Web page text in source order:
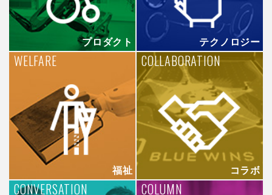
プロダクト テクノロジー
福祉
WELFARE
コラボ
COLLABORATION
CONVERSATION COLUMN